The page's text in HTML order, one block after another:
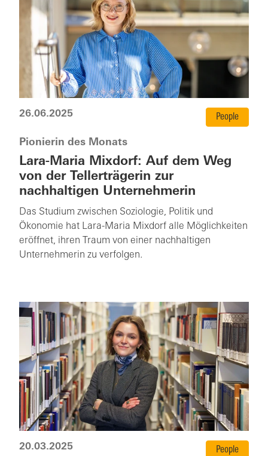
26.06.2025 People
Pionierin des Monats
Lara-Maria Mixdorf: Auf dem Weg
von der Tellerträgerin zur
nachhaltigen Unternehmerin
Das Studium zwischen Soziologie, Politik und
Ökonomie hat Lara-Maria Mixdorf alle Möglichkeiten
eröffnet, ihren Traum von einer nachhaltigen
Unternehmerin zu verfolgen.
20.03.2025 People